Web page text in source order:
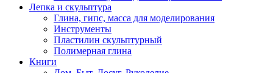
Лепка и скульптура
Глина, гипс, масса для моделирования
Инструменты
Пластилин скульптурный
Полимерная глина
Книги